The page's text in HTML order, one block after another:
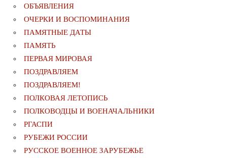
ОБЪЯВЛЕНИЯ
ОЧЕРКИ И ВОСПОМИНАНИЯ
ПАМЯТНЫЕ ДАТЫ
ПАМЯТЬ
ПЕРВАЯ МИРОВАЯ
ПОЗДРАВЛЯЕМ
ПОЗДРАВЛЯЕМ!
ПОЛКОВАЯ ЛЕТОПИСЬ
ПОЛКОВОДЦЫ И ВОЕНАЧАЛЬНИКИ
РГАСПИ
РУБЕЖИ РОССИИ
РУССКОЕ ВОЕННОЕ ЗАРУБЕЖЬЕ